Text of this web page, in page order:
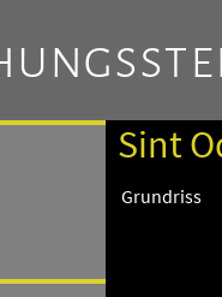
Sint
Grundriss